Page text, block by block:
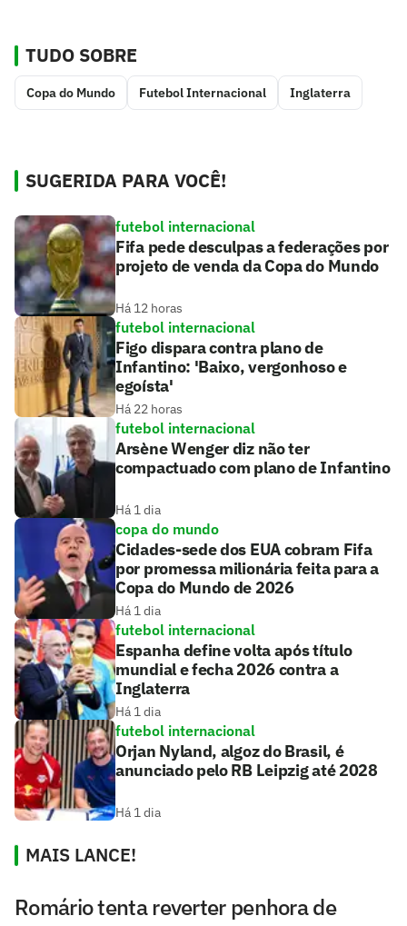
TUDO SOBRE
Copa do Mundo Futebol Internacional Inglaterra
SUGERIDA PARA VOCÊ!
futebol internacional
Fifa pede desculpas a federações por
projeto de venda da Copa do Mundo
Há 12 horas
futebol internacional
Figo dispara contra plano de
Infantino: 'Baixo, vergonhoso e
egoísta'
Há 22 horas
futebol internacional
Arsène Wenger diz não ter
compactuado com plano de Infantino
Há 1 dia
copa do mundo
Cidades-sede dos EUA cobram Fifa
por promessa milionária feita para a
Copa do Mundo de 2026
Há 1 dia
futebol internacional
Espanha define volta após título
mundial e fecha 2026 contra a
Inglaterra
Há 1 dia
futebol internacional
Orjan Nyland, algoz do Brasil, é
anunciado pelo RB Leipzig até 2028
Há 1 dia
MAIS LANCE!
Romário tenta reverter penhora de